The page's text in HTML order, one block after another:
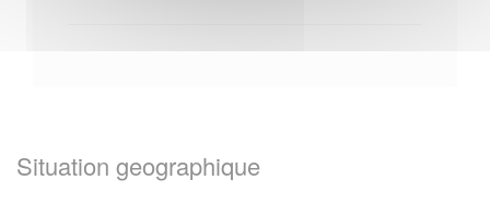
Situation geographique